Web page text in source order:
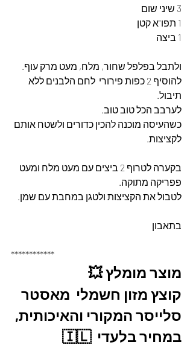
3 שיני שום
1 תפו"א קטן
1 ביצה
ולתבל בפלפל שחור, מלח, מעט מרק עוף.
להוסיף 2 כפות פירורי  לחם הלבנים ללא
תיבול.
לערבב הכל טוב טוב.
כשהעיסה מוכנה להכין כדורים ולשטח אותם
לקציצות.
בקערה לטרוף 2 ביצים עם מעט מלח ומעט
פפריקה מתוקה.
לטבול את הקציצות ולטגן במחבת עם שמן.
בתאבון
************
מוצר מומלץ 💥
קוצץ מזון חשמלי  מאסטר
סלייסר המקורי והאיכותית,
במחיר בלעדי  🇮🇱